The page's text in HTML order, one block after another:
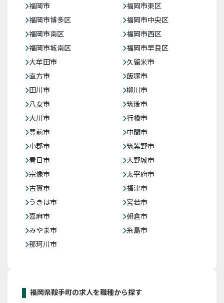
福岡市
福岡市東区
福岡市博多区
福岡市中央区
福岡市南区
福岡市西区
福岡市城南区
福岡市早良区
大牟田市
久留米市
直方市
飯塚市
田川市
柳川市
八女市
筑後市
大川市
行橋市
豊前市
中間市
小郡市
筑紫野市
春日市
大野城市
宗像市
太宰府市
古賀市
福津市
うきは市
宮若市
嘉麻市
朝倉市
みやま市
糸島市
那珂川市
福岡県鞍手町の求人を職種から探す